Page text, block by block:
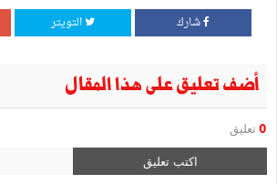
شارك التويتر
أضف تعليق على هذا المقال
0 تعليق
اكتب تعليق